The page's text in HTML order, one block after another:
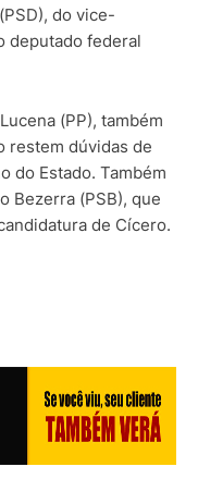
do vice-
deputado federal
(PP), também
restem dúvidas de
do Estado. Também
Bezerra (PSB), que
de Cícero.